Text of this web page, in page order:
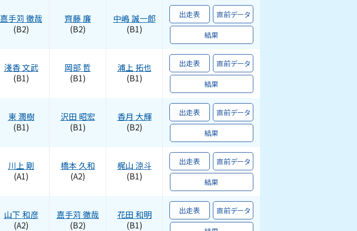
嘉手苅 徹哉
(B2)
齊藤 廉
(B2)
中嶋誠一郎
(B1)
出走表 直前データ
結果
淺香文武
(B1)
岡部 哲
(B1)
浦上 拓也
(B1)
出走表 直前データ
結果
東潤樹
(B1)
沢田 昭宏
(B1)
香月 大輝
(B2)
出走表 直前データ
結果
川上 剛
(A1)
橋本 久和
(A2)
梶山 涼斗
(B1)
出走表 直前データ
結果
山下 和彦
(A2)
嘉手苅 徹哉
(B2)
花田 和明
(B1)
出走表 直前データ